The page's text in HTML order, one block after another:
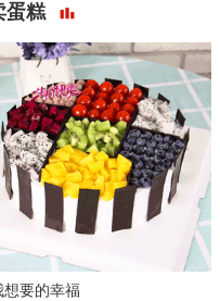
蛋糕
想要的幸福